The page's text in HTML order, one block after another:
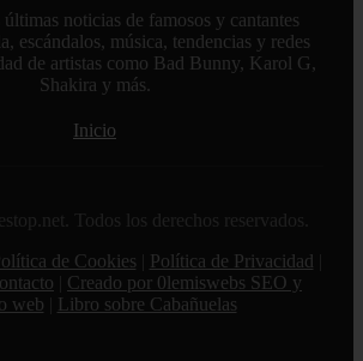
últimas noticias de famosos y cantantes
escándalos, música, tendencias y redes
de artistas como Bad Bunny, Karol G,
Shakira y más.
Inicio
Todos los derechos reservados.
de Cookies Política de Privacidad
Creado por 0lemiswebs SEO y
web
Libro sobre Cabañuelas